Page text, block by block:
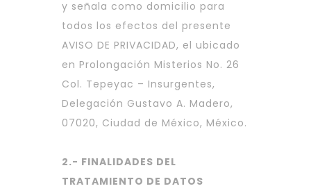
y señala como domicilio para
todos los efectos del presente
AVISO DE PRIVACIDAD, el ubicado
en Prolongación Misterios No. 26
Col. Tepeyac – Insurgentes,
Delegación Gustavo A. Madero,
07020, Ciudad de México, México.
2.- FINALIDADES DEL
TRATAMIENTO DE DATOS